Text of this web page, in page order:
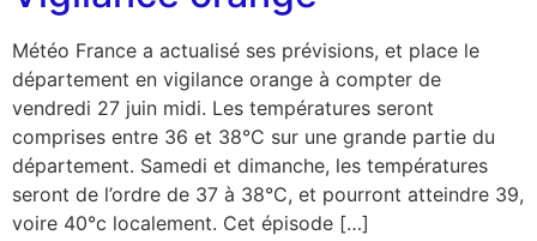
Météo France a actualisé ses prévisions, et place le
département en vigilance orange à compter de
vendredi 27 juin midi. Les températures seront
comprises entre 36 et 38°C sur une grande partie du
département. Samedi et dimanche, les températures
seront de l’ordre de 37 à 38°C, et pourront atteindre 39,
voire 40°c localement. Cet épisode […]